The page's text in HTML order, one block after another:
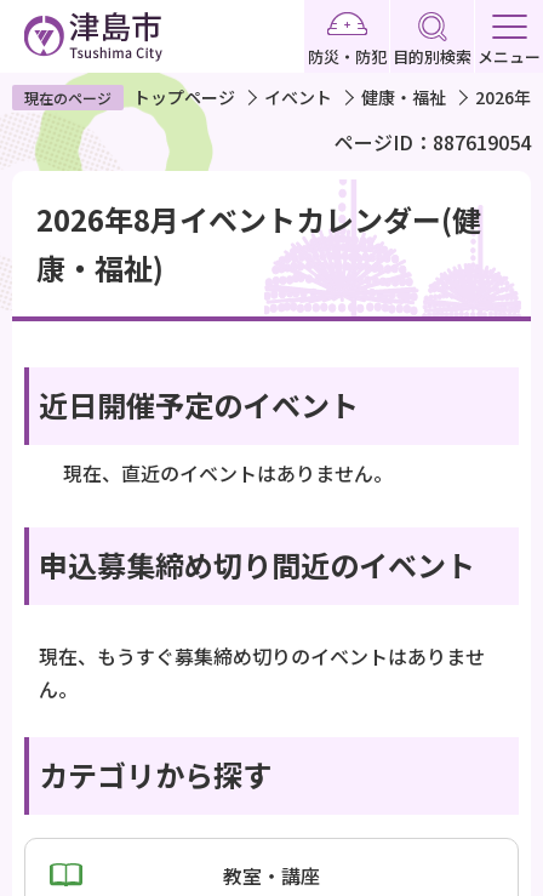
ペ
ー
ジ
で
す
防災・防犯 目的別検索 メニュー
現在のページ トップページ イベント 健康・福祉 2026年
ページID：887619054
か
2026年8月イベントカレンダー(健
康・福祉)
近日開催予定のイベント
現在、直近のイベントはありません。
申込募集締め切り間近のイベント
現在、もうすぐ募集締め切りのイベントはありませ
ん。
カテゴリから探す
教室・講座